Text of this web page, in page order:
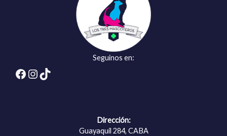
Seguinos en:
Facebook
Instagram
TikTok
Dirección:
Guayaquil 284, CABA